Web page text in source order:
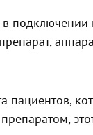
подключении
пациентов,